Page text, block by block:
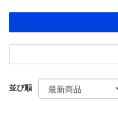
並び順